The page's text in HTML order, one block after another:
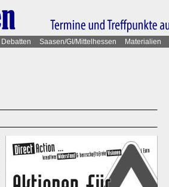
Debatten Saasen/GI/Mittelhessen Materialien